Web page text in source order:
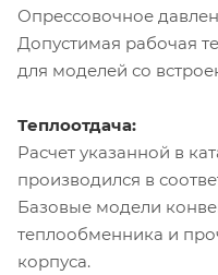
Опрессовочное
Допустимая рабочая
для моделей со
Теплоотдача:
Расчет указанной в
производился в
Базовые модели
теплообменника и
корпуса.